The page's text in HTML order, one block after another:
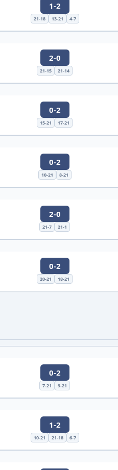
1-2
21-18 13-21 4-7
2-0
21-15 21-14
0-2
15-21 17-21
0-2
10-21 8-21
2-0
21-7 21-1
0-2
20-21 18-21
0-2
7-21 9-21
1-2
10-21 21-18 6-7